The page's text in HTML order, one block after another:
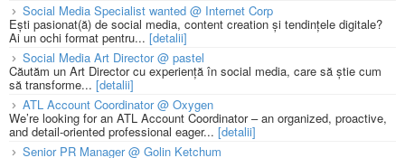
Social Media Specialist wanted @ Internet Corp
Ești pasionat(ă) de social media, content creation și tendințele digitale?
Ai un ochi format pentru... [detalii]
Social Media Art Director @ pastel
Căutăm un Art Director cu experiență în social media, care să știe cum
să transforme... [detalii]
ATL Account Coordinator @ Oxygen
We’re looking for an ATL Account Coordinator – an organized, proactive,
and detail-oriented professional eager... [detalii]
Senior PR Manager @ Golin Ketchum